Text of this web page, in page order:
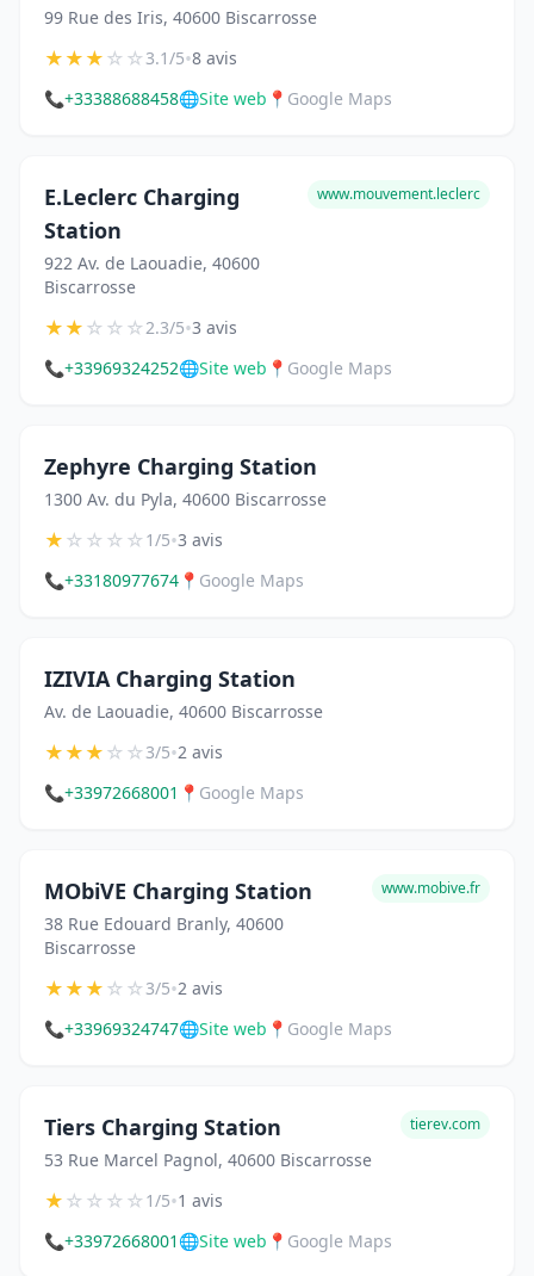
99 Rue des Iris, 40600 Biscarrosse
★★★☆☆3.1/5•8 avis
📞+33388688458🌐Site web 📍 Google Maps
E.Leclerc Charging
Station
922 Av. de Laouadie, 40600
Biscarrosse
www.mouvement.leclerc
★★☆☆☆2.3/5•3 avis
📞+33969324252🌐Site web 📍 Google Maps
Zephyre Charging Station
1300 Av. du Pyla, 40600 Biscarrosse
★☆☆☆☆1/5•3 avis
📞+33180977674 📍 Google Maps
IZIVIA Charging Station
Av. de Laouadie, 40600 Biscarrosse
★★★☆☆3/5•2 avis
📞+33972668001 📍 Google Maps
MObiVE Charging Station
38 Rue Edouard Branly, 40600
Biscarrosse
www.mobive.fr
★★★☆☆3/5•2 avis
📞+33969324747🌐Site web 📍 Google Maps
Tiers Charging Station
53 Rue Marcel Pagnol, 40600 Biscarrosse
tierev.com
★☆☆☆☆1/5•1 avis
📞+33972668001 🌐Site web 📍 Google Maps